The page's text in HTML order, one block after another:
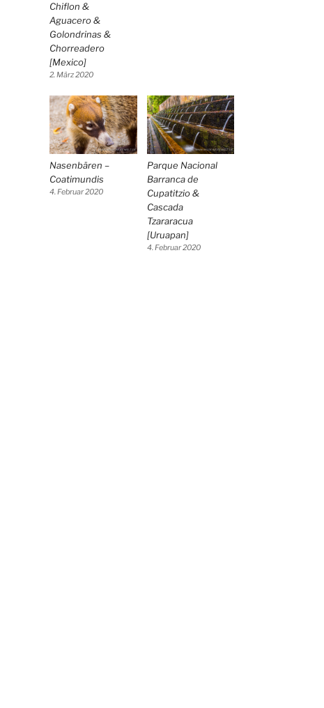
Chiflon &
Aguacero &
Golondrinas &
Chorreadero
[Mexico]
2. März 2020
Nasenbären –
Coatimundis
4. Februar 2020
Parque Nacional
Barranca de
Cupatitzio &
Cascada
Tzararacua
[Uruapan]
4. Februar 2020